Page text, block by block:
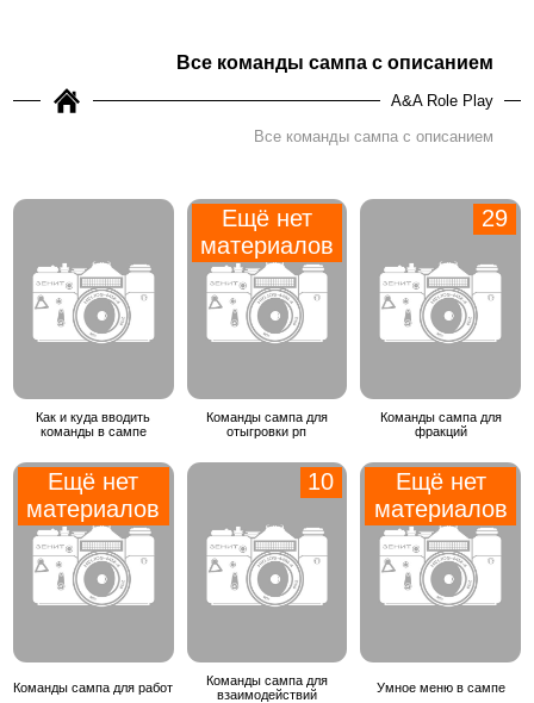
Все команды сампа с описанием
A&A Role Play
Все команды сампа с описанием
Как и куда вводить
команды в сампе
Ещё нет
материалов
Команды сампа для
отыгровки рп
29
Команды сампа для
фракций
Ещё нет
материалов
Команды сампа для работ
10
Команды сампа для
взаимодействий
Ещё нет
материалов
Умное меню в сампе